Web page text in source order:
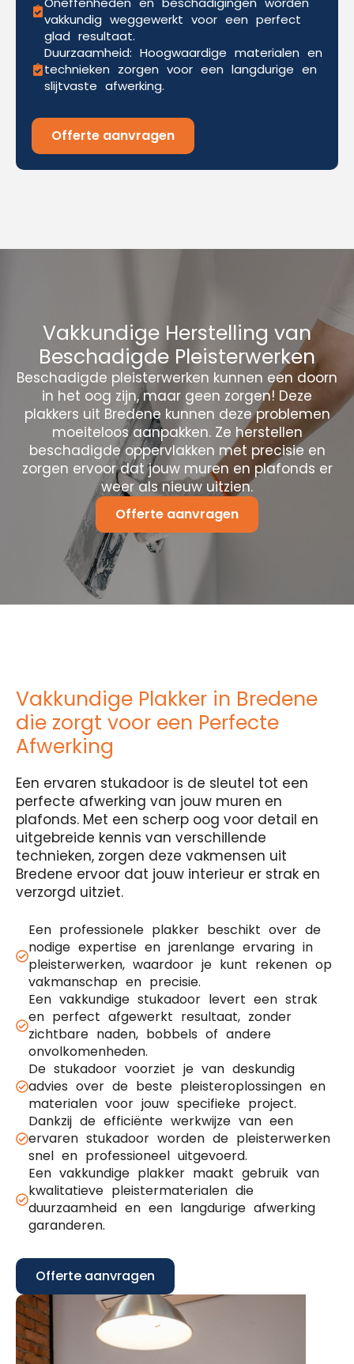
vakkundig weggewerkt voor een perfect
glad resultaat.
Duurzaamheid: Hoogwaardige materialen en
technieken zorgen voor een langdurige en
slijtvaste afwerking.
Offerte aanvragen
Vakkundige Herstelling van
Beschadigde Pleisterwerken
Beschadigde pleisterwerken kunnen een doorn
in het oog zijn, maar geen zorgen! Deze
plakkers uit Bredene kunnen deze problemen
moeiteloos aanpakken. Ze herstellen
beschadigde oppervlakken met precisie en
zorgen ervoor dat jouw muren en plafonds er
weer als nieuw uitzien.
Offerte aanvragen
Vakkundige Plakker in Bredene
die zorgt voor een Perfecte
Afwerking
Een ervaren stukadoor is de sleutel tot een
perfecte afwerking van jouw muren en
plafonds. Met een scherp oog voor detail en
uitgebreide kennis van verschillende
technieken, zorgen deze vakmensen uit
Bredene ervoor dat jouw interieur er strak en
verzorgd uitziet.
Een professionele plakker beschikt over de
nodige expertise en jarenlange ervaring in
pleisterwerken, waardoor je kunt rekenen op
vakmanschap en precisie.
Een vakkundige stukadoor levert een strak
en perfect afgewerkt resultaat, zonder
zichtbare naden, bobbels of andere
onvolkomenheden.
De stukadoor voorziet je van deskundig
advies over de beste pleisteroplossingen en
materialen voor jouw specifieke project.
Dankzij de efficiënte werkwijze van een
ervaren stukadoor worden de pleisterwerken
snel en professioneel uitgevoerd.
Een vakkundige plakker maakt gebruik van
kwalitatieve pleistermaterialen die
duurzaamheid en een langdurige afwerking
garanderen.
Offerte aanvragen